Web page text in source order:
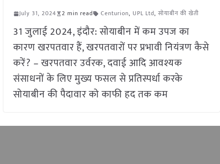
July 31, 2024 2 min read Centurion, UPL Ltd, सोयाबीन की खेती
31 जुलाई 2024, इंदौर: सोयाबीन में कम उपज का
कारण खरपतवार हैं, खरपतवारों पर प्रभावी नियंत्रण कैसे
करें? – खरपतवार उर्वरक, दवाई आदि आवश्यक
संसाधनों के लिए मुख्य फसल से प्रतिस्पर्धा करके
सोयाबीन की पैदावार को काफी हद तक कम